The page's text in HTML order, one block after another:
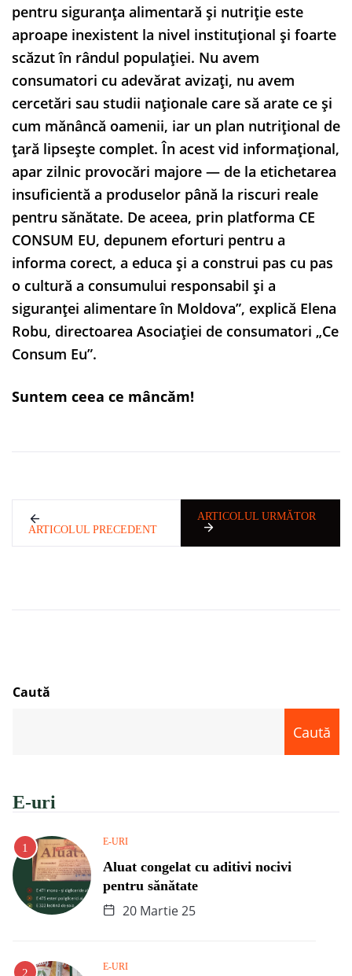
pentru siguranța alimentară și nutriție este
aproape inexistent la nivel instituțional și foarte
scăzut în rândul populației. Nu avem
consumatori cu adevărat avizați, nu avem
cercetări sau studii naționale care să arate ce și
cum mănâncă oamenii, iar un plan nutrițional de
țară lipsește complet. În acest vid informațional,
apar zilnic provocări majore — de la etichetarea
insuficientă a produselor până la riscuri reale
pentru sănătate. De aceea, prin platforma CE
CONSUM EU, depunem eforturi pentru a
informa corect, a educa și a construi pas cu pas
o cultură a consumului responsabil și a
siguranței alimentare în Moldova”, explică Elena
Robu, directoarea Asociației de consumatori „Ce
Consum Eu”.
Suntem ceea ce mâncăm!
ARTICOLUL PRECEDENT
ARTICOLUL URMĂTOR
Caută
Caută
E-uri
E-URI
Aluat congelat cu aditivi nocivi
pentru sănătate
20 Martie 25
E-URI